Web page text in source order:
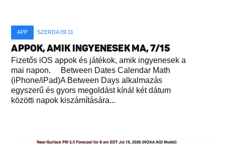
APP SZERDA 09:11
APPOK, AMIK INGYENESEK MA, 7/15
Fizetős iOS appok és játékok, amik ingyenesek a
mai napon. Between Dates Calendar Math
(iPhone/iPad)A Between Days alkalmazás
egyszerű és gyors megoldást kínál két dátum
közötti napok kiszámítására...